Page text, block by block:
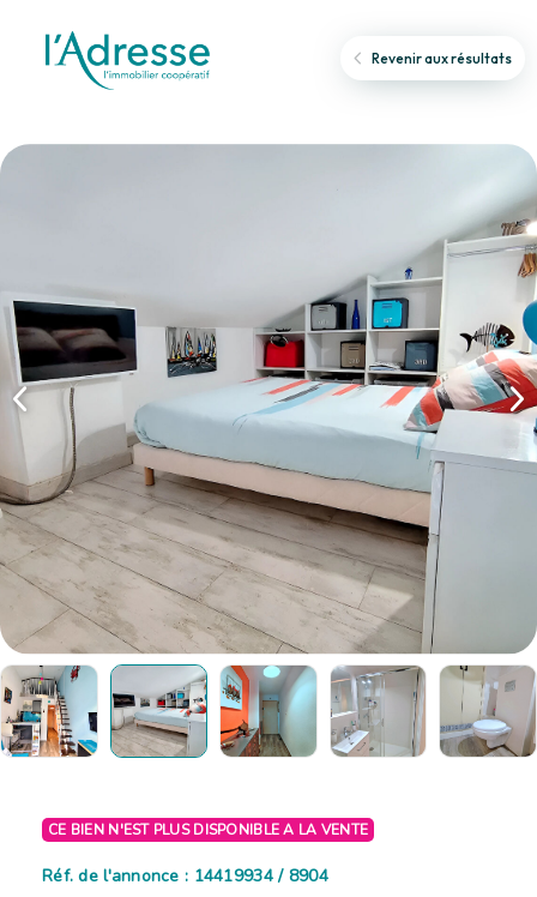
Revenir aux résultats
CE BIEN N'EST PLUS DISPONIBLE A LA VENTE
Réf. de l'annonce : 14419934 / 8904